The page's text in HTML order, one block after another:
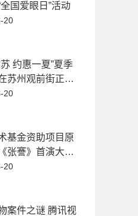
全国爱眼日”活动
20
约惠一夏”夏季
苏州观前街正式
20
基金资助项目原
张謇》首演大获
20
案件之谜 腾讯视